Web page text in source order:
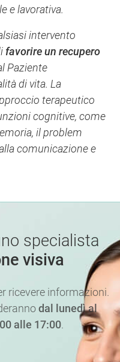
e lavorativa.
intervento
favorire un recupero
Paziente
di vita. La
terapeutico
cognitive, come
il problem
comunicazione e
specialista
visiva
ricevere informazioni.
dal lunedì al
alle 17:00.